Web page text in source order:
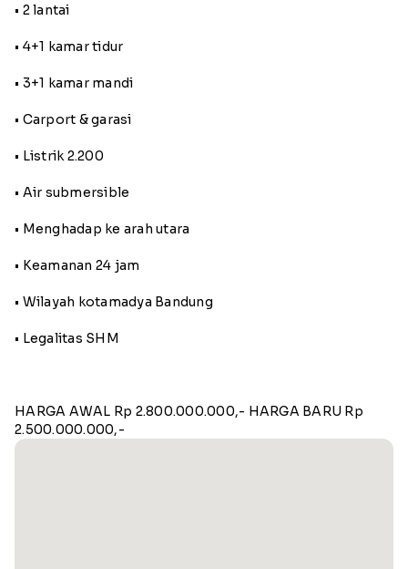
• 2 lantai
• 4+1 kamar tidur
• 3+1 kamar mandi
• Carport & garasi
• Listrik 2.200
• Air submersible
• Menghadap ke arah utara
• Keamanan 24 jam
• Wilayah kotamadya Bandung
• Legalitas SHM
HARGA AWAL Rp 2.800.000.000,- HARGA BARU Rp
2.500.000.000,-